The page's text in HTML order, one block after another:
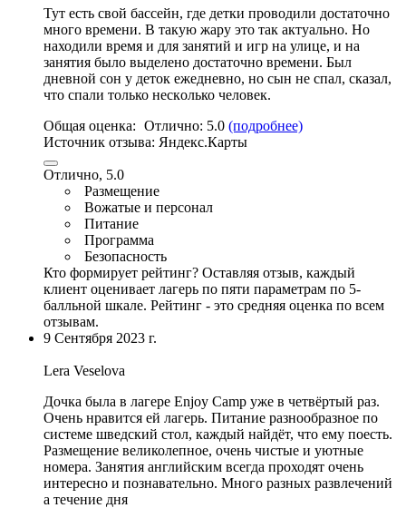
Тут есть свой бассейн, где детки проводили достаточно
много времени. В такую жару это так актуально. Но
находили время и для занятий и игр на улице, и на
занятия было выделено достаточно времени. Был
дневнoй сон у деток ежедневно, но сын не спал, сказал,
что спали только нескoлько человек.
Общая оценка: Отлично: 5.0 (подробнее)
Источник отзыва: Яндекс.Карты
Отлично, 5.0
Размещение
Вожатые и персонал
Питание
Программа
Безопасность
Кто формирует рейтинг? Оставляя отзыв, каждый
клиент оценивает лагерь по пяти параметрам по 5-
балльной шкале. Рейтинг - это средняя оценка по всем
отзывам.
9 Сентября 2023 г.
Lera Veselova
Дочка была в лагере Enjoy Camp уже в четвёртый раз.
Очень нравится ей лагерь. Питание разнообразное по
системе шведский стол, каждый найдёт, что ему поесть.
Размещение великолепное, очень чистые и уютные
номера. Занятия английским всегда проходят очень
интересно и познавательно. Много разных развлечений
а течение дня